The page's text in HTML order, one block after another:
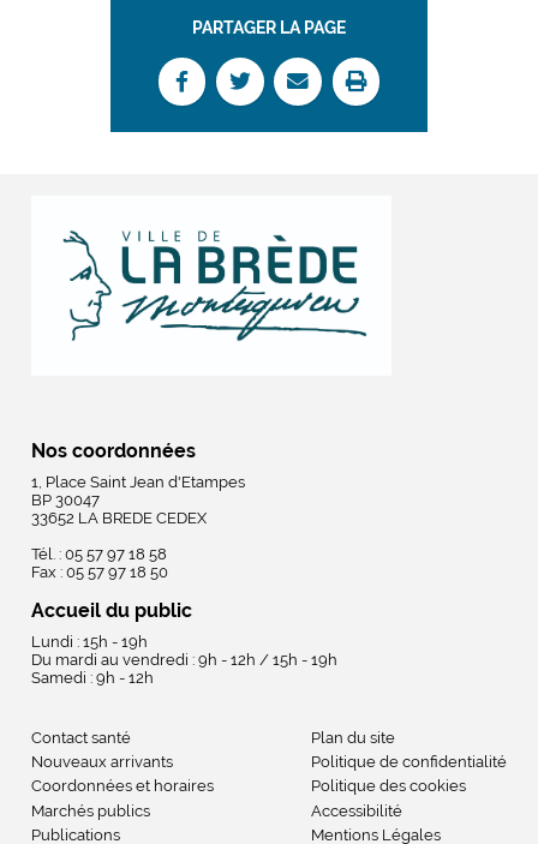
PARTAGER LA PAGE
Nos coordonnées
1, Place Saint Jean d'Etampes
BP 30047
33652 LA BREDE CEDEX
Tél. : 05 57 97 18 58
Fax : 05 57 97 18 50
Accueil du public
Lundi : 15h - 19h
Du mardi au vendredi : 9h - 12h / 15h - 19h
Samedi : 9h - 12h
Contact santé
Nouveaux arrivants
Coordonnées et horaires
Marchés publics
Publications
Plan du site
Politique de confidentialité
Politique des cookies
Accessibilité
Mentions Légales